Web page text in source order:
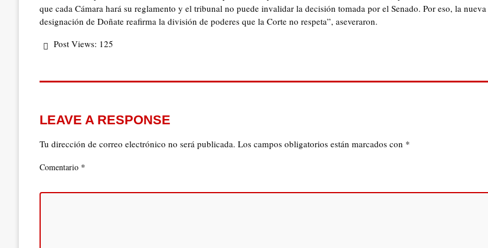
que cada Cámara hará su reglamento y el tribunal no puede invalidar la decisión tomada por el Senado. Por eso, la nueva
designación de Doñate reafirma la división de poderes que la Corte no respeta”, aseveraron.
Post Views: 125
LEAVE A RESPONSE
Tu dirección de correo electrónico no será publicada. Los campos obligatorios están marcados con *
Comentario *